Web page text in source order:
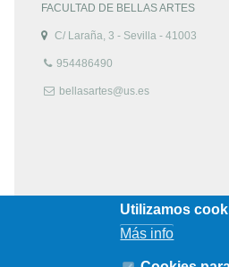
FACULTAD DE BELLAS ARTES
C/ Laraña, 3 - Sevilla - 41003
954486490
bellasartes@us.es
Utilizamos
Más info